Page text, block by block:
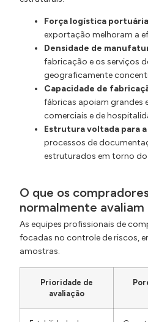
Força logística
exportação melhoram a
Densidade de
fabricação e os serviços
geograficamente
Capacidade de
fábricas apoiam grandes
comerciais e de
Estrutura voltada para
processos de
estruturados em torno
O que os
normalmente avaliam
As equipes profissionais de
focadas no controle de riscos,
amostras.
Prioridade de
avaliação